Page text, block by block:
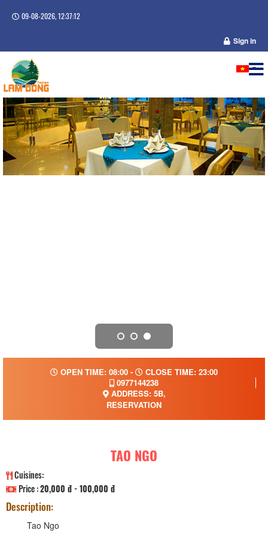
09-08-2026, 12:37:12
Sign in
OPEN TIME: 08:00 -
CLOSE TIME: 23:00
0977144238
ADDRESS: 5B,
RESERVATION
TAO NGO
Cuisines:
Price :20,000 đ - 100,000 đ
Description:
Tao Ngo